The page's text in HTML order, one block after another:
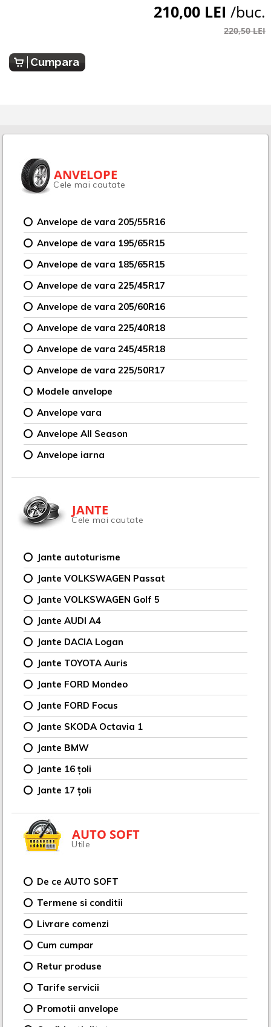
210,00 LEI /buc.
220,50 LEI
Cumpara
ANVELOPE
Cele mai cautate
Anvelope de vara 205/55R16
Anvelope de vara 195/65R15
Anvelope de vara 185/65R15
Anvelope de vara 225/45R17
Anvelope de vara 205/60R16
Anvelope de vara 225/40R18
Anvelope de vara 245/45R18
Anvelope de vara 225/50R17
Modele anvelope
Anvelope vara
Anvelope All Season
Anvelope iarna
JANTE
Cele mai cautate
Jante autoturisme
Jante VOLKSWAGEN Passat
Jante VOLKSWAGEN Golf 5
Jante AUDI A4
Jante DACIA Logan
Jante TOYOTA Auris
Jante FORD Mondeo
Jante FORD Focus
Jante SKODA Octavia 1
Jante BMW
Jante 16 țoli
Jante 17 țoli
AUTO SOFT
Utile
De ce AUTO SOFT
Termene si conditii
Livrare comenzi
Cum cumpar
Retur produse
Tarife servicii
Promotii anvelope